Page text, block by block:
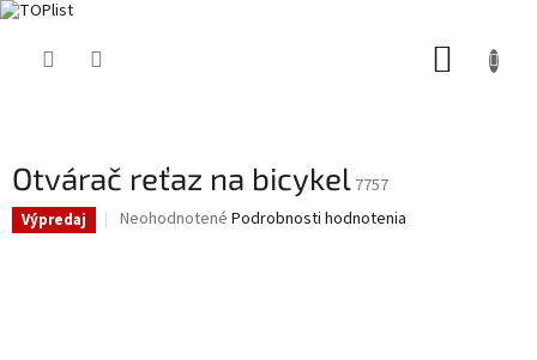
Otvárač reťaz na bicykel 7757
Výpredaj
Priemerné
Neohodnotené Podrobnosti hodnotenia